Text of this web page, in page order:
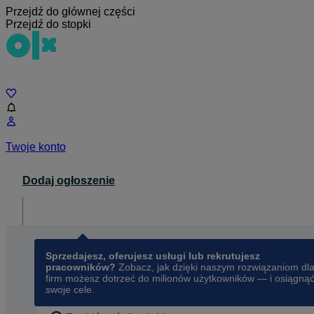
Przejdź do głównej części
Przejdź do stopki
Twoje konto
Dodaj ogłoszenie
Sprzedajesz, oferujesz usługi lub rekrutujesz
pracowników? Zobacz, jak dzięki naszym rozwiązaniom dla
firm możesz dotrzeć do milionów użytkowników — i osiągnąć
swoje cele.